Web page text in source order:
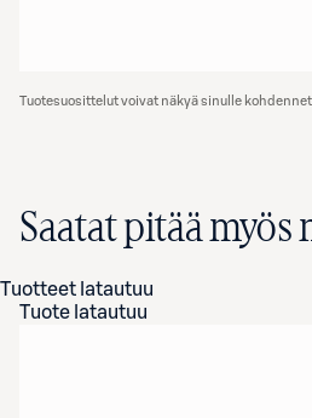
Tuotesuosittelut voivat näkyä sinulle
Saatat pitää myös
Tuotteet latautuu
Tuote latautuu